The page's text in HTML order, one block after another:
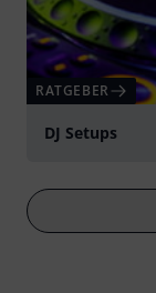
RATGEBER
DJ Setups